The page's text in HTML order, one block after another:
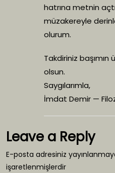
hatrına metnin
müzakereyle
olurum.
Takdiriniz
olsun.
Saygılarımla,
İmdat Demir —
Leave a Reply
E-posta adresiniz
işaretlenmişlerdir